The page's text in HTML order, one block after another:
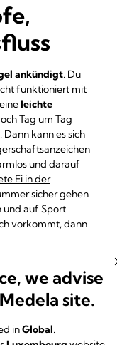
ankündigt. Du
funktioniert mit
leichte
Tag um Tag
kann es sich
und darauf
Ei in der
sicher gehen
und auf Sport
vorkommt, dann
misst, kannst du
Tage lang
we advise
site.
inGlobal.